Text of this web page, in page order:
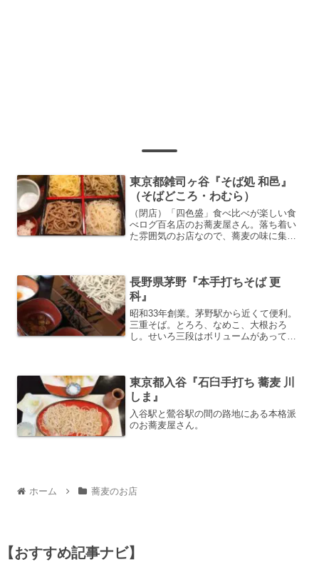
東京都雑司ヶ谷『そば処 和邑』
（そばどころ・わむら）
（閉店）「四色盛」食べ比べが楽しい食
べログ百名店のお蕎麦屋さん。落ち着い
た雰囲気のお店なので、蕎麦の味に集中
長野県茅野『本手打ちそば 更
科』
昭和33年創業。茅野駅から近くて便利。
三重そば。とろろ、なめこ、大根おろ
し。せいろ三段はボリュームがあって、
東京都入谷『石臼手打ち 蕎麦 川
しま』
入谷駅と鶯谷駅の間の路地にある本格派
のお蕎麦屋さん。
ホーム 蕎麦のお店
【おすすめ記事ナビ】